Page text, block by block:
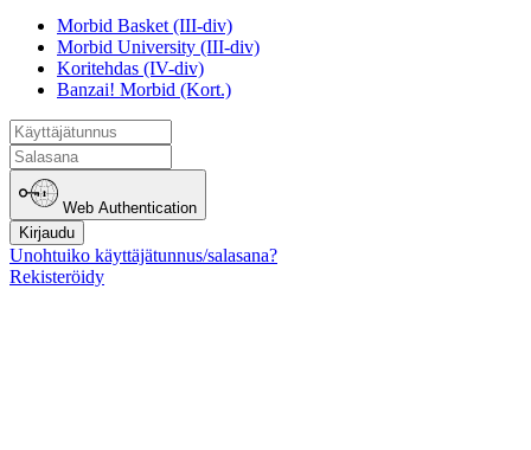
Morbid Basket (III-div)
Morbid University (III-div)
Koritehdas (IV-div)
Banzai! Morbid (Kort.)
Web Authentication
Kirjaudu
Unohtuiko käyttäjätunnus/salasana?
Rekisteröidy